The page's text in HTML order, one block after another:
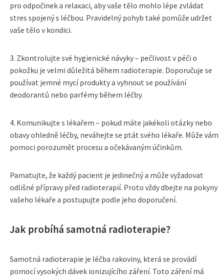
pro odpočinek a relaxaci, aby vaše tělo mohlo lépe zvládat
stres spojený s léčbou. Pravidelný pohyb také pomůže udržet
vaše tělo v kondici.
3. Zkontrolujte své hygienické návyky – pečlivost v péči o
pokožku je velmi důležitá během radioterapie. Doporučuje se
používat jemné mycí produkty a vyhnout se používání
deodorantů nebo parfémy během léčby.
4. Komunikujte s lékařem – pokud máte jakékoli otázky nebo
obavy ohledně léčby, neváhejte se ptát svého lékaře. Může vám
pomoci porozumět procesu a očekávaným účinkům.
Pamatujte, že každý pacient je jedinečný a může vyžadovat
odlišné přípravy před radioterapií. Proto vždy dbejte na pokyny
vašeho lékaře a postupujte podle jeho doporučení.
Jak probíhá samotná radioterapie?
Samotná radioterapie je léčba rakoviny, která se provádí
pomocí vysokých dávek ionizujícího záření. Toto záření má